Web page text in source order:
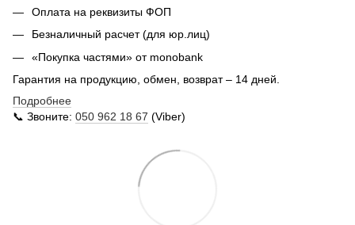
Оплата на реквизиты ФОП
Безналичный расчет (для юр.лиц)
«Покупка частями» от monobank
Гарантия на продукцию, обмен, возврат – 14 дней.
Подробнее
📞 Звоните: 050 962 18 67 (Viber)